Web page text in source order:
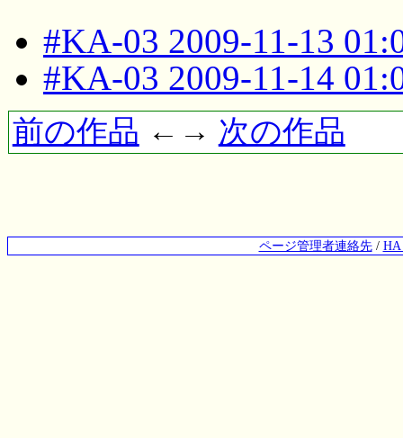
#KA-03 2009-11-13
#KA-03 2009-11-14
前の作品 ←→ 次の作品
ページ管理者連絡先/ HA